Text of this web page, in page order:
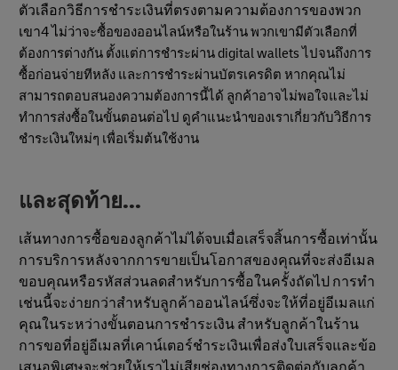
ตัวเลือกวิธีการชําระเงินที่ตรงตามความต้องการของพวก
เขา4 ไม่ว่าจะซื้อของออนไลน์หรือในร้าน พวกเขามีตัวเลือกที่
ต้องการต่างกัน ตั้งแต่การชำระผ่าน digital wallets ไปจนถึงการ
ซื้อก่อนจ่ายทีหลัง และการชำระผ่านบัตรเครดิต หากคุณไม่
สามารถตอบสนองความต้องการนี้ได้ ลูกค้าอาจไม่พอใจและไม่
ทำการส่งซื้อในขั้นตอนต่อไป ดูคำแนะนำของเราเกี่ยวกับวิธีการ
ชำระเงินใหม่ๆ เพื่อเริ่มต้นใช้งาน
และสุดท้าย...
เส้นทางการซื้อของลูกค้าไม่ได้จบเมื่อเสร็จสิ้นการซื้อเท่านั้น
การบริการหลังจากการขายเป็นโอกาสของคุณที่จะส่งอีเมล
ขอบคุณหรือรหัสส่วนลดสำหรับการซื้อในครั้งถัดไป การทำ
เช่นนี้จะง่ายกว่าสำหรับลูกค้าออนไลน์ซึ่งจะให้ที่อยู่อีเมลแก่
คุณในระหว่างขั้นตอนการชำระเงิน สำหรับลูกค้าในร้าน
การขอที่อยู่อีเมลที่เคาน์เตอร์ชำระเงินเพื่อส่งใบเสร็จและข้อ